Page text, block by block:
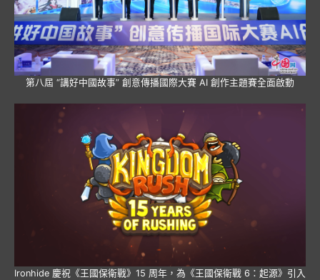
第八屆 “講好中國故事” 創意傳播國際大賽 AI 創作主題賽全面啟動
Ironhide 慶祝《王國保衛戰》15 周年，為《王國保衛戰 6：起源》引入